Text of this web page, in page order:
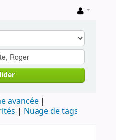
avancée
Nuage de tags